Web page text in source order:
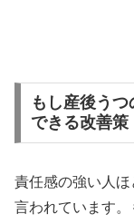
もし産後う
できる改善策
責任感の強い人
言われています